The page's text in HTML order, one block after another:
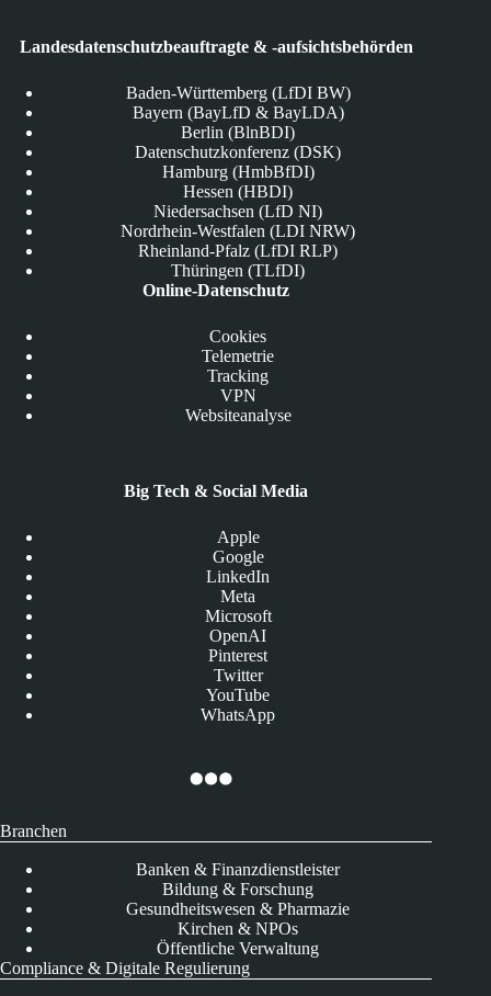
Landesdatenschutzbeauftragte & -aufsichtsbehörden
Baden-Württemberg (LfDI BW)
Bayern (BayLfD & BayLDA)
Berlin (BlnBDI)
Datenschutzkonferenz (DSK)
Hamburg (HmbBfDI)
Hessen (HBDI)
Niedersachsen (LfD NI)
Nordrhein-Westfalen (LDI NRW)
Rheinland-Pfalz (LfDI RLP)
Thüringen (TLfDI)
Online-Datenschutz
Cookies
Telemetrie
Tracking
VPN
Websiteanalyse
Big Tech & Social Media
Apple
Google
LinkedIn
Meta
Microsoft
OpenAI
Pinterest
Twitter
YouTube
WhatsApp
Branchen
Banken & Finanzdienstleister
Bildung & Forschung
Gesundheitswesen & Pharmazie
Kirchen & NPOs
Öffentliche Verwaltung
Compliance & Digitale Regulierung